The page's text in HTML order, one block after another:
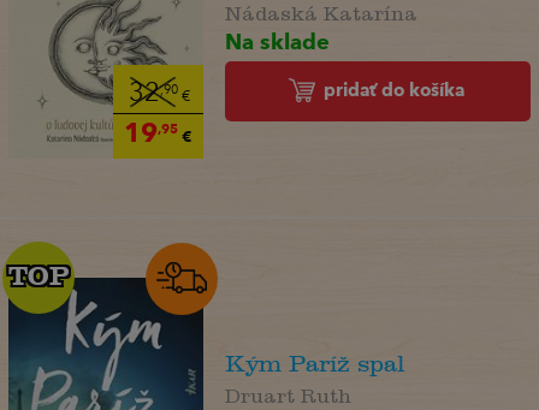
32,90€
19,95€
Nádaská Katarína
Na sklade
pridať do košíka
TOP
TOP
Kým Paríž spal
Druart Ruth